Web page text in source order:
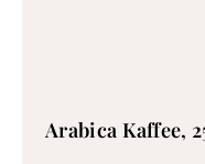
Arabica Kaffee,